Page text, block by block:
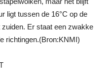
ligt tussen de 16°C op de
zuiden. Er staat een zwakke
richtingen.(Bron:KNMI)